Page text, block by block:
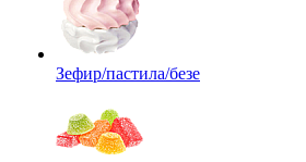
Зефир/пастила/безе